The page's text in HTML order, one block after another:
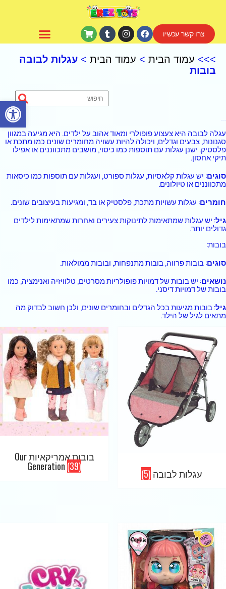
פתח סרגל נגישות
צרו קשר עכשיו
>>> עמוד הבית > עמוד הבית > עגלות לבובה
בובות
עגלה לבובה היא צעצוע פופולרי ומאוד אהוב על ילדים. היא מגיעה במגוון
סגנונות, צבעים וגדלים, ויכולה להיות עשויה מחומרים שונים כמו מתכת או
פלסטיק. ישנן עגלות עם תוספות כמו כיסוי, מושבים מתכווננים או אפילו
תיקי אחסון.
סוגים: יש עגלות קלאסיות, עגלות ספורט, ועגלות עם תוספות כמו כיסאות
מתכווננים או טיולונים.
חומרים: עגלות עשויות מתכת, פלסטיק או בד, ומגיעות בעיצובים שונים.
גיל: יש עגלות שמתאימות לתינוקות צעירים ואחרות שמתאימות לילדים
גדולים יותר.
בובות:
סוגים: בובות פרווה, בובות מתנפחות, ובובות ממולאות.
נושאים: יש בובות של דמויות פופולריות מסרטים, טלוויזיה ואנימציה, כמו
בובות של דמויות דיסני.
גיל: בובות מגיעות בכל הגדלים ובחומרים שונים, ולכן חשוב לבדוק מה
מתאים לגיל של הילד.
עגלות לבובה (5)
בובות אמריקאיות Our
Generation (39)